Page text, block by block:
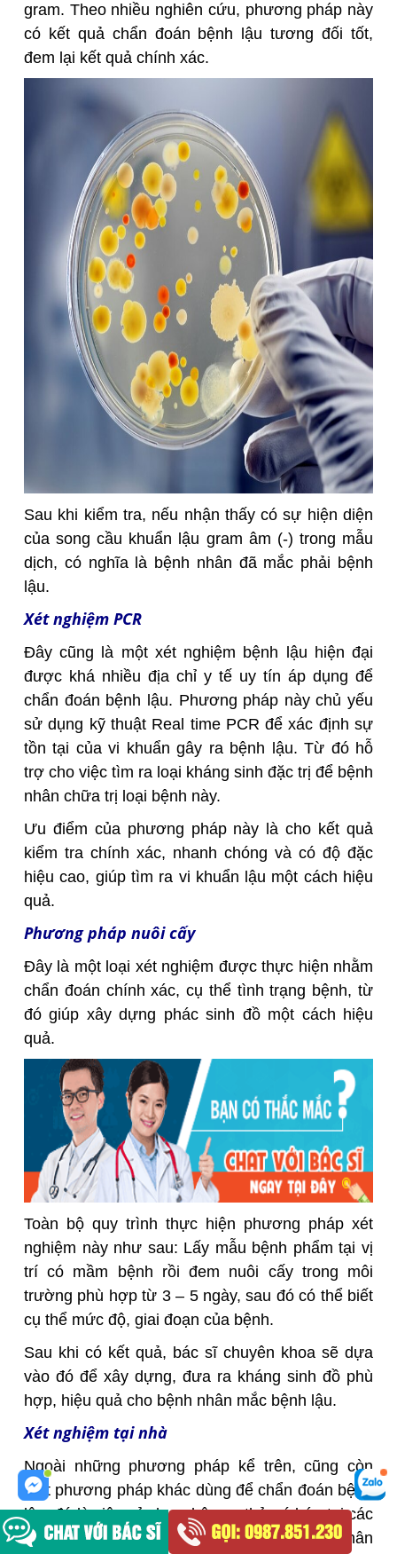
gram. Theo nhiều nghiên cứu, phương pháp này
có kết quả chẩn đoán bệnh lậu tương đối tốt,
đem lại kết quả chính xác.
Sau khi kiểm tra, nếu nhận thấy có sự hiện diện
của song cầu khuẩn lậu gram âm (-) trong mẫu
dịch, có nghĩa là bệnh nhân đã mắc phải bệnh
lậu.
Xét nghiệm PCR
Đây cũng là một xét nghiệm bệnh lậu hiện đại
được khá nhiều địa chỉ y tế uy tín áp dụng để
chẩn đoán bệnh lậu. Phương pháp này chủ yếu
sử dụng kỹ thuật Real time PCR để xác định sự
tồn tại của vi khuẩn gây ra bệnh lậu. Từ đó hỗ
trợ cho việc tìm ra loại kháng sinh đặc trị để bệnh
nhân chữa trị loại bệnh này.
Ưu điểm của phương pháp này là cho kết quả
kiểm tra chính xác, nhanh chóng và có độ đặc
hiệu cao, giúp tìm ra vi khuẩn lậu một cách hiệu
quả.
Phương pháp nuôi cấy
Đây là một loại xét nghiệm được thực hiện nhằm
chẩn đoán chính xác, cụ thể tình trạng bệnh, từ
đó giúp xây dựng phác sinh đồ một cách hiệu
quả.
Toàn bộ quy trình thực hiện phương pháp xét
nghiệm này như sau: Lấy mẫu bệnh phẩm tại vị
trí có mầm bệnh rồi đem nuôi cấy trong môi
trường phù hợp từ 3 – 5 ngày, sau đó có thể biết
cụ thể mức độ, giai đoạn của bệnh.
Sau khi có kết quả, bác sĩ chuyên khoa sẽ dựa
vào đó để xây dựng, đưa ra kháng sinh đồ phù
hợp, hiệu quả cho bệnh nhân mắc bệnh lậu.
Xét nghiệm tại nhà
Ngoài những phương pháp kể trên, cũng còn
một phương pháp khác dùng để chẩn đoán bệnh
lậu, đó là việc sử dụng bộ que thử có bán tại các
nhà thuốc, bệnh viện. Trường hợp bệnh nhân